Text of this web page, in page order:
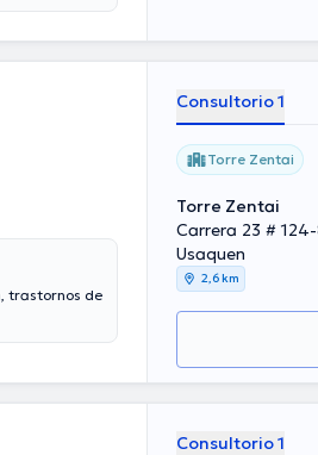
trastornos de
Consultorio 1
Torre Zentai
Torre Zentai
Carrera 23 #
Usaquen
2,6 km
Consultorio 1